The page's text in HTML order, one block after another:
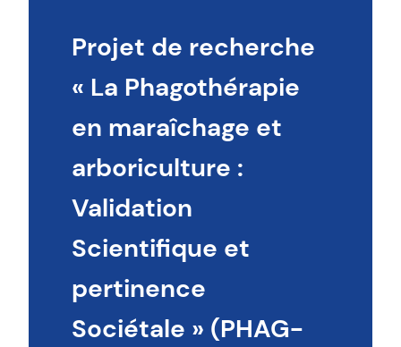
Projet de recherche
« La Phagothérapie
en maraîchage et
arboriculture :
Validation
Scientifique et
pertinence
Sociétale » (PHAG-